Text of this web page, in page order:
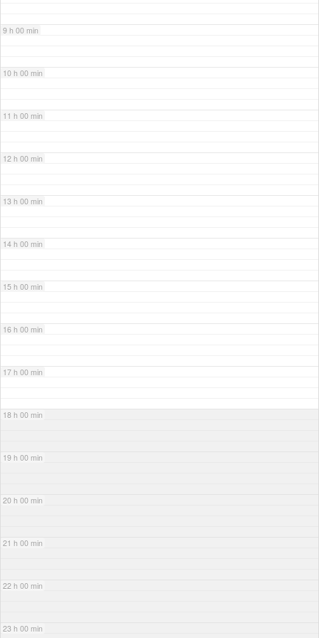
9 h 00 min
10 h 00 min
11 h 00 min
12 h 00 min
13 h 00 min
14 h 00 min
15 h 00 min
16 h 00 min
17 h 00 min
18 h 00 min
19 h 00 min
20 h 00 min
21 h 00 min
22 h 00 min
23 h 00 min